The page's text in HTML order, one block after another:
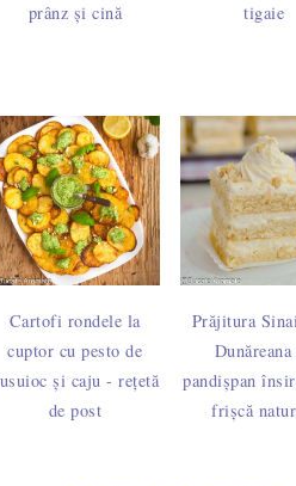
prânz și cină
tigaie
Cartofi rondele la
cuptor cu pesto de
și caju - rețetă
de post
Prăjitura
Dunăreana
pandișpan
frișcă